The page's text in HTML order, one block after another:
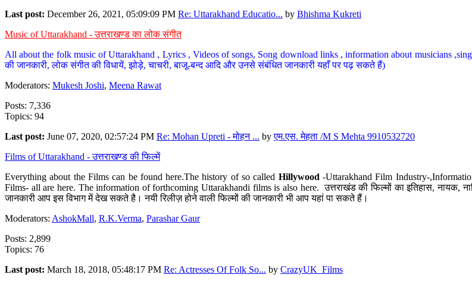
Last post: December 26, 2021, 05:09:09 PM Re: Uttarakhand Educatio... by Bhishma Kukreti
Music of Uttarakhand - उत्तराखण्ड का लोक संगीत
All about the folk music of Uttarakhand , Lyrics , Videos of songs, Song download links , information about musicians
की जानकारी, लोक संगीत की विधायें, झोड़े, चाचरी, बाजू-बन्द आदि और उनसे संबंधित जानकारी यहाँ पर पढ़ सकते हैं)
Moderators: Mukesh Joshi, Meena Rawat
Posts: 7,336
Topics: 94
Last post: June 07, 2020, 02:57:24 PM Re: Mohan Upreti - मोहन ... byएम.एस. मेहता /M S Mehta 9910532720
Films of Uttarakhand - उत्तराखण्ड की फिल्में
Everything about the Films can be found here.The history of so called Hillywood-Uttarakhand Film Industry-
Films- all are here. The information of forthcoming Uttarakhandi films is also here. उत्तराखंड की फिल्मों का इतिहास, नायक,
जानकारी आप इस विभाग में देख सकते है। नयी रिलीज़ होने वाली फिल्मों की जानकारी भी आप यहां पा सकते हैं।
Moderators: AshokMall, R.K.Verma, Parashar Gaur
Posts: 2,899
Topics: 76
Last post: March 18, 2018, 05:48:17 PM Re: Actresses Of Folk So... by CrazyUK_Films